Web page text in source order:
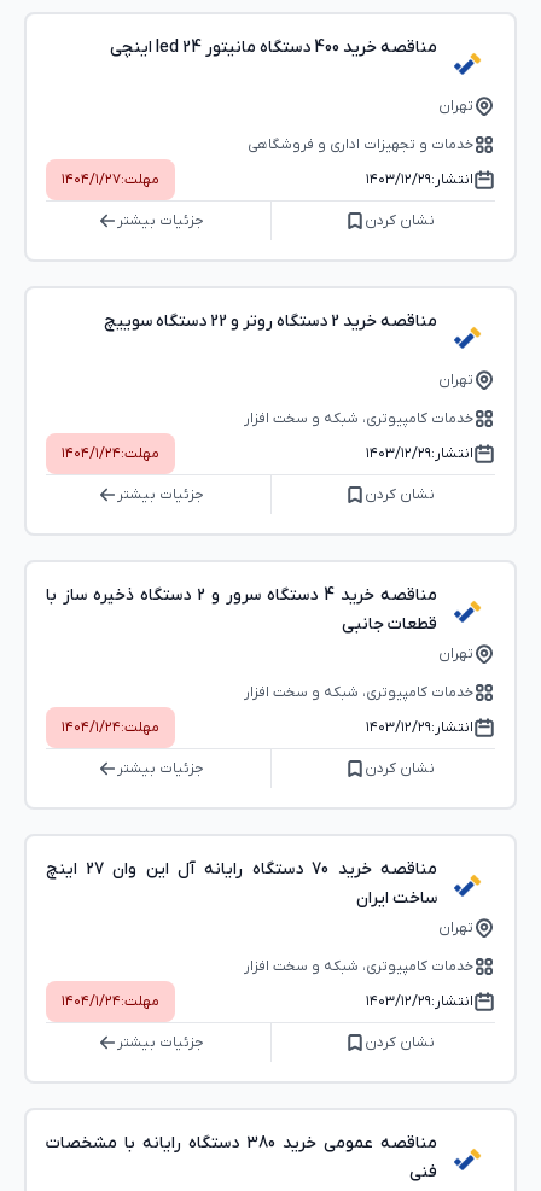
مناقصه خرید 400 دستگاه مانیتور led 24 اینچی
تهران
خدمات و تجهیزات اداری و فروشگاهی
انتشار:۱۴۰۳/۱۲/۲۹ مهلت:۱۴۰۴/۱/۲۷
نشان کردن جزئیات بیشتر
مناقصه خرید 2 دستگاه روتر و 22 دستگاه سوییچ
تهران
خدمات کامپیوتری، شبکه و سخت ‌افزار
انتشار:۱۴۰۳/۱۲/۲۹ مهلت:۱۴۰۴/۱/۲۴
نشان کردن جزئیات بیشتر
مناقصه خرید 4 دستگاه سرور و 2 دستگاه ذخیره ساز با
قطعات جانبی
تهران
خدمات کامپیوتری، شبکه و سخت ‌افزار
انتشار:۱۴۰۳/۱۲/۲۹ مهلت:۱۴۰۴/۱/۲۴
نشان کردن جزئیات بیشتر
مناقصه خرید 70 دستگاه رایانه آل این وان 27 اینچ
ساخت ایران
تهران
خدمات کامپیوتری، شبکه و سخت ‌افزار
انتشار:۱۴۰۳/۱۲/۲۹ مهلت:۱۴۰۴/۱/۲۴
نشان کردن جزئیات بیشتر
مناقصه عمومی خرید 380 دستگاه رایانه با مشخصات
فنی